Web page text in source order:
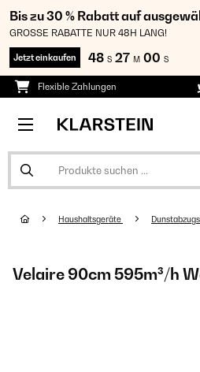
Bis zu 30 % Rabatt auf
GROSSE RABATTE NUR 48H LANG!
Jetzt einkaufen 48 S 27 M 00 S
Flexible Zahlungen
Haushaltsgeräte
Velaire 90cm 595m³/h